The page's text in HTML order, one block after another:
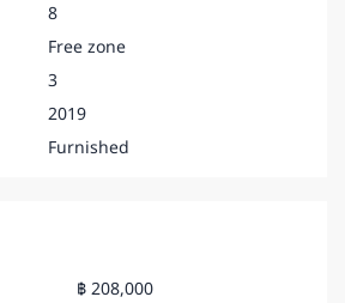
8
Free zone
3
2019
Furnished
฿ 208,000